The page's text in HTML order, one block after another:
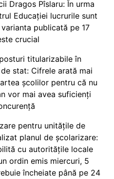
Dragos Pîslaru: În urma
Educației lucrurile sunt
publicată pe 17
crucial
titularizabile în
stat: Cifrele arată mai
școlilor pentru că nu
vor mai avea suficienți
pentru unitățile de
planul de școlarizare:
cu autoritățile locale
ordin emis miercuri, 5
încheiate până pe 24